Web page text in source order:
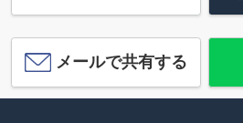
メールで共有する